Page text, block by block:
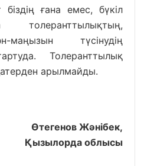
біздің ғана емес, бүкіл
маңызын түсінудің
Толеранттылық
арылмайды.
Өтегенов Жәнібек,
Қызылорда облысы